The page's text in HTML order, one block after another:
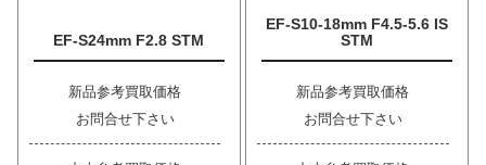
EF-S24mm F2.8 STM
新品参考買取価格
お問合せ下さい
EF-S10-18mm F4.5-5.6 IS
STM
新品参考買取価格
お問合せ下さい